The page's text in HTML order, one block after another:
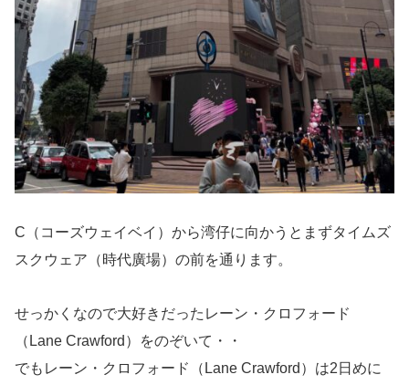
C（コーズウェイベイ）から湾仔に向かうとまずタイムズ
スクウェア（時代廣場）の前を通ります。
せっかくなので大好きだったレーン・クロフォード
（Lane Crawford）をのぞいて・・
でもレーン・クロフォード（Lane Crawford）は2日めに